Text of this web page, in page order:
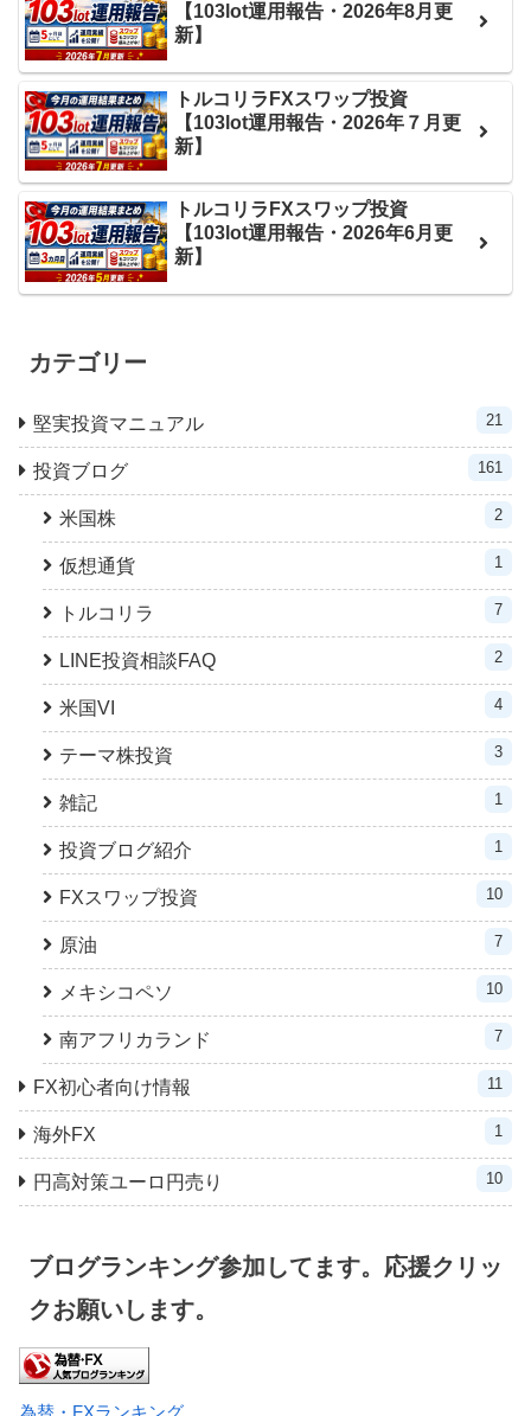
【103lot運用報告・2026年8月更
新】
トルコリラFXスワップ投資
【103lot運用報告・2026年７月更
新】
トルコリラFXスワップ投資
【103lot運用報告・2026年6月更
新】
カテゴリー
堅実投資マニュアル 21
投資ブログ 161
米国株 2
仮想通貨 1
トルコリラ 7
LINE投資相談FAQ 2
米国VI 4
テーマ株投資 3
雑記 1
投資ブログ紹介 1
FXスワップ投資 10
原油 7
メキシコペソ 10
南アフリカランド 7
FX初心者向け情報 11
海外FX 1
円高対策ユーロ円売り 10
ブログランキング参加してます。応援クリッ
クお願いします。